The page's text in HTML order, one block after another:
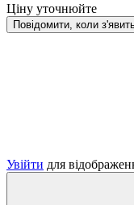
Ціну уточнюйте
Повідомити, коли
Увійти для